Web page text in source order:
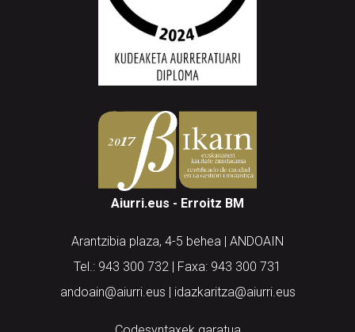
Aiurri.eus - Erroitz BM
Arantzibia plaza, 4-5 behea | ANDOAIN
Tel.: 943 300 732 | Faxa: 943 300 731
andoain@aiurri.eus | idazkaritza@aiurri.eus